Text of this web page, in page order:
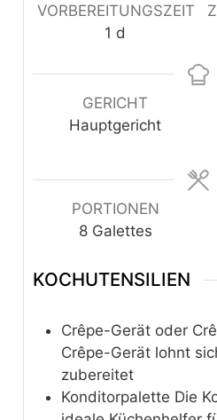
VORBEREITUNGSZEIT
1 day
d
GERICHT
Hauptgericht
PORTIONEN
8 Galettes
KOCHUTENSILIEN
Crêpe-Gerät oder
Crêpe-Gerät lohnt
zubereitet
Konditorpalette Die